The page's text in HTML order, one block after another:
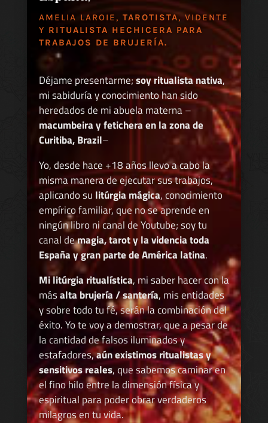
AMELIA LAROIE, TAROTISTA, VIDENTE
Y RITUALISTA HECHICERA PARA
TRABAJOS DE BRUJERÍA.
Déjame presentarme;soy ritualista nativa,
mi sabiduría y conocimiento han sido
heredados de mi abuela materna –
macumbeira y fetichera en la zona de
Curitiba, Brazil–
Yo, desde hace +18 años llevo a cabo la
misma manera de ejecutar sus trabajos,
aplicando su litúrgia mágica, conocimiento
empírico familiar, que no se aprende en
ningún libro ni canal de Youtube; soy tu
canal demagia, tarot y la videncia toda
España y gran parte de América latina.
Mi litúrgia ritualística, mi saber hacer con la
másalta brujería / santería, mis entidades
y sobre todo tu fé, serán la combinación del
éxito. Yo te voy a demostrar, que a pesar de
la cantidad de falsos iluminados y
estafadores,aún existimos ritualistas y
sensitivos reales, que sabemos caminar en
el fino hilo entre la dimensión física y
espiritual para poder obrar verdaderos
milagros en tu vida.